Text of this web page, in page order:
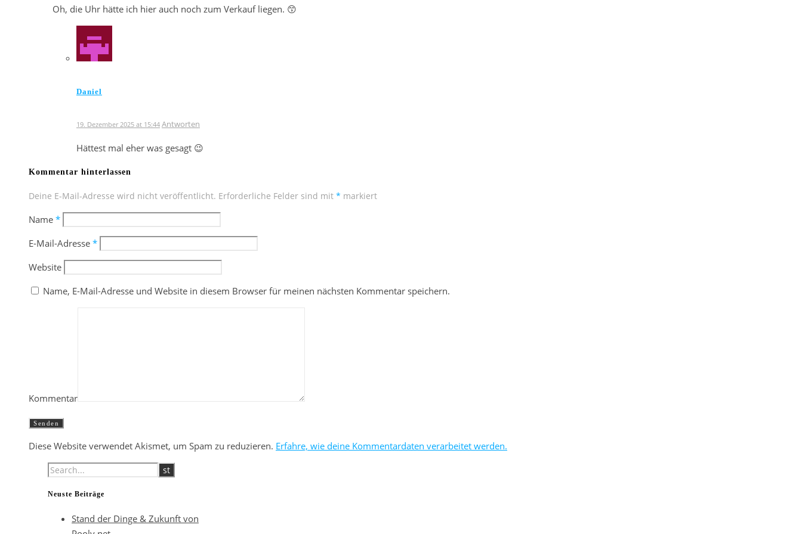
Oh, die Uhr hätte ich hier auch noch zum Verkauf liegen. 😙
Daniel
19. Dezember 2025 at 15:44 Antworten
Hättest mal eher was gesagt 😉
Kommentar hinterlassen
Deine E-Mail-Adresse wird nicht veröffentlicht. Erforderliche Felder sind mit * markiert
Name *
E-Mail-Adresse *
Website
Name, E-Mail-Adresse und Website in diesem Browser für meinen nächsten Kommentar speichern.
Kommentar
Diese Website verwendet Akismet, um Spam zu reduzieren. Erfahre, wie deine Kommentardaten verarbeitet werden.
Neuste Beiträge
Stand der Dinge & Zukunft von